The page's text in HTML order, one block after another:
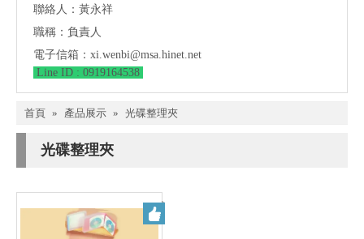
聯絡人：黃永祥
職稱：負責人
電子信箱： xi.wenbi@msa.hinet.net
Line ID : 0919164538
首頁 » 產品展示 » 光碟整理夾
光碟整理夾